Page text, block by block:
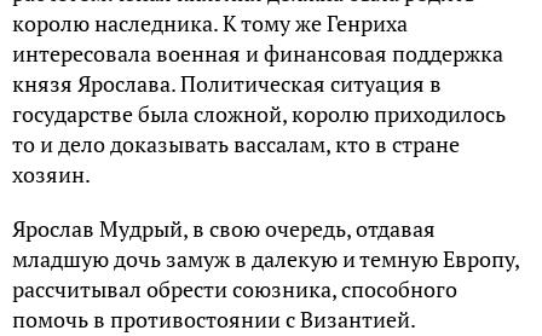
королю наследника. К тому же Генриха
интересовала военная и финансовая поддержка
князя Ярослава. Политическая ситуация в
государстве была сложной, королю приходилось
то и дело доказывать вассалам, кто в стране
хозяин.
Ярослав Мудрый, в свою очередь, отдавая
младшую дочь замуж в далекую и темную Европу,
рассчитывал обрести союзника, способного
помочь в противостоянии с Византией.